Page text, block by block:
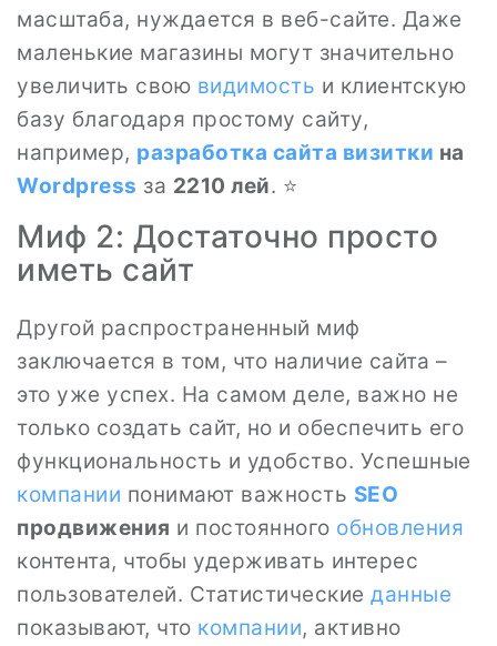
масштаба, нуждается в веб-сайте. Даже
маленькие магазины могут значительно
увеличить свою видимость и клиентскую
базу благодаря простому сайту,
например, разработка сайта визитки на
Wordpress за 2210 лей. ⭐
Миф 2: Достаточно просто
иметь сайт
Другой распространенный миф
заключается в том, что наличие сайта –
это уже успех. На самом деле, важно не
только создать сайт, но и обеспечить его
функциональность и удобство. Успешные
компании понимают важность SEO
продвижения и постоянного обновления
контента, чтобы удерживать интерес
пользователей. Статистические данные
показывают, что компании, активно